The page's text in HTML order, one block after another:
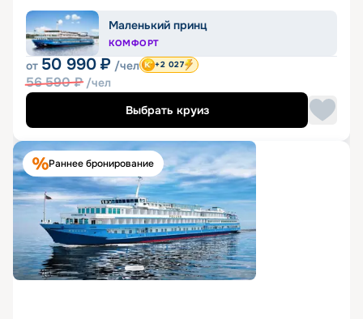
Маленький принц
КОМФОРТ
от 50 990 ₽ /чел
56 590₽ /чел
+2 027
Выбрать круиз
Раннее бронирование